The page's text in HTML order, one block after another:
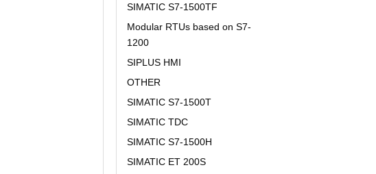
SIMATIC S7-1500TF
Modular RTUs based on S7-
1200
SIPLUS HMI
OTHER
SIMATIC S7-1500T
SIMATIC TDC
SIMATIC S7-1500H
SIMATIC ET 200S